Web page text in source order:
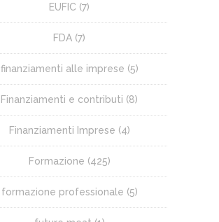
EUFIC (7)
FDA (7)
finanziamenti alle imprese (5)
Finanziamenti e contributi (8)
Finanziamenti Imprese (4)
Formazione (425)
formazione professionale (5)